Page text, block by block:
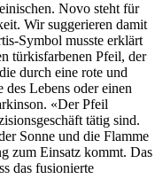
Novo steht für
Wir suggerieren damit
Symbol musste erklärt
türkisfarbenen Pfeil, der
durch eine rote und
Lebens oder einen
«Der Pfeil
tätig sind.
Sonne und die Flamme
zum Einsatz kommt. Das
das fusionierte